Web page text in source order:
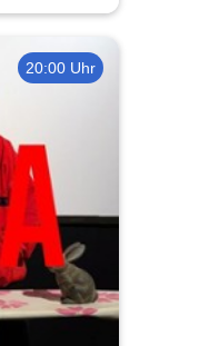
20:00 Uhr